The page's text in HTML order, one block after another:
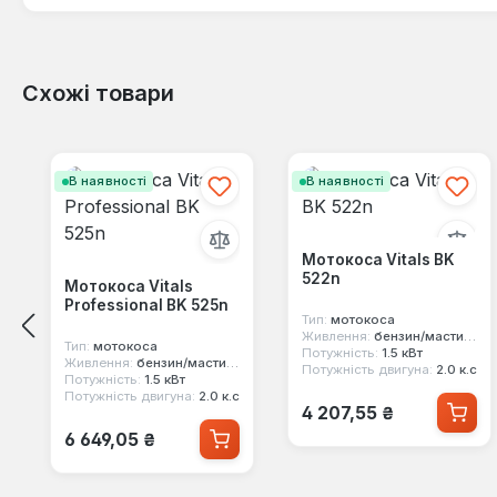
Схожі товари
В наявності
Мотокоса Vitals
Professional BK 525n
Тип: мотокоса
Живлення: бензин/мастило
Потужність: 1.5 кВт
Потужність двигуна: 2.0 к.с
Звичайна ціна:
6 649,05 ₴
В наявності
Мотокоса Vitals BK
522n
Тип: мотокоса
Живлення: бензин/мастило
Потужність: 1.5 кВт
Потужність двигуна: 2.0 к.с
Звичайна ціна:
4 207,55 ₴